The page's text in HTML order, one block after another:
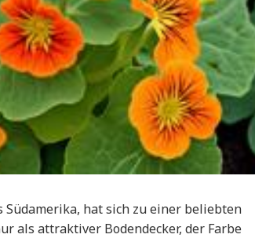
hat sich zu einer beliebten
als attraktiver Bodendecker, der Farbe